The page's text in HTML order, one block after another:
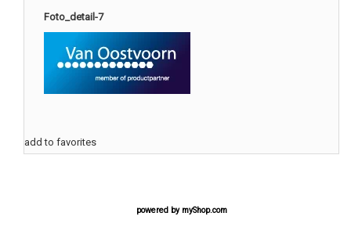
Foto_detail-7
add to favorites
powered by myShop.com